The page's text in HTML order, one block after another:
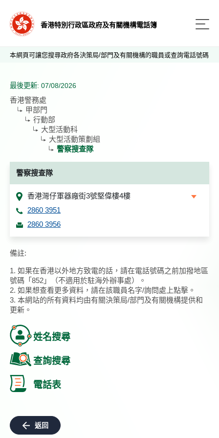
香港特別行政區政府及有關機構電話簿
本網頁可讓您搜尋政府各決策局/部門及有關機構的職員或查詢電話號碼
最後更新: 07/08/2026
香港警務處
甲部門
行動部
大型活動科
大型活動策劃組
警察搜查隊
警察搜查隊
香港灣仔軍器廠街3號堅偉樓4樓
2860 3951
2860 3956
備註:
1. 如果在香港以外地方致電的話，請在電話號碼之前加撥地區
號碼「852」（不適用於駐海外辦事處）。
2. 如果想查看更多資料，請在該職員名字/詢問處上點擊。
3. 本網站的所有資料均由有關決策局/部門及有關機構提供和
更新。
姓名搜尋
查詢搜尋
電話表
返回